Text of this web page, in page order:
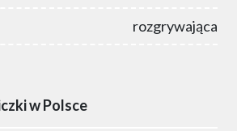
rozgrywająca
w Polsce